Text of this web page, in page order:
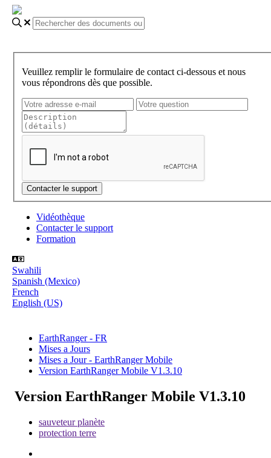
Veuillez remplir le formulaire de contact ci-dessous et nous
vous répondrons dès que possible.
Vidéothèque
Contacter le support
Formation
Swahili
Spanish (Mexico)
French
English (US)
EarthRanger - FR
Mises a Jours
Mises a Jour - EarthRanger Mobile
Version EarthRanger Mobile V1.3.10
Version EarthRanger Mobile V1.3.10
sauveteur planète
protection terre